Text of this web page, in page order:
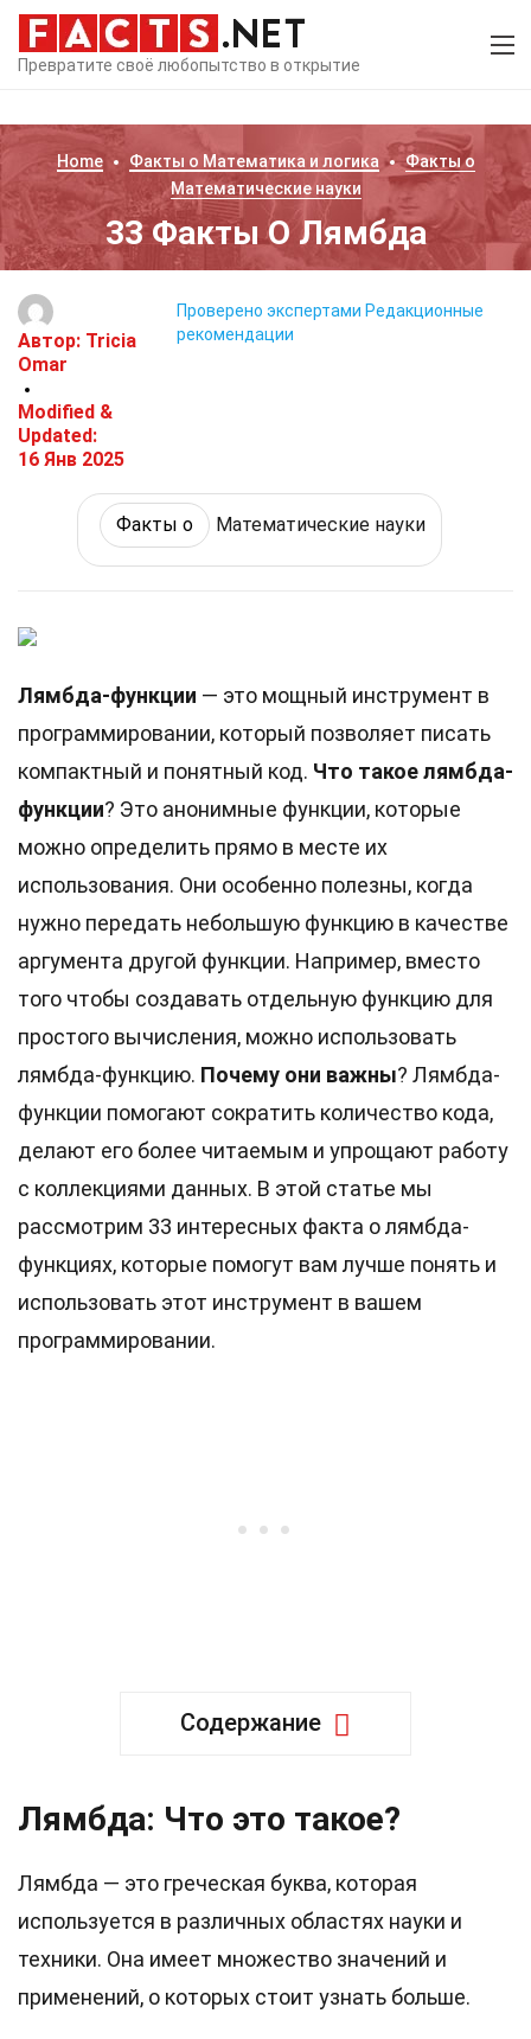
Превратите своё любопытство в открытие
Home Факты о Математика и логика
Факты о
Математические науки
33 Факты О Лямбда
Автор: Tricia
Omar
Modified &
Updated:
16 Янв 2025
Проверено экспертами Редакционные
рекомендации
Факты о Математические науки
Лямбда-функции — это мощный инструмент в
программировании, который позволяет писать
компактный и понятный код. Что такое лямбда-
функции? Это анонимные функции, которые
можно определить прямо в месте их
использования. Они особенно полезны, когда
нужно передать небольшую функцию в качестве
аргумента другой функции. Например, вместо
того чтобы создавать отдельную функцию для
простого вычисления, можно использовать
лямбда-функцию. Почему они важны? Лямбда-
функции помогают сократить количество кода,
делают его более читаемым и упрощают работу
с коллекциями данных. В этой статье мы
рассмотрим 33 интересных факта о лямбда-
функциях, которые помогут вам лучше понять и
использовать этот инструмент в вашем
программировании.
Содержание
Лямбда: Что это такое?
Лямбда — это греческая буква, которая
используется в различных областях науки и
техники. Она имеет множество значений и
применений, о которых стоит узнать больше.